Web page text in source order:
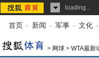
loading...
首页 - 新闻 - 军事 - 文化 -
> 网球 > WTA最新